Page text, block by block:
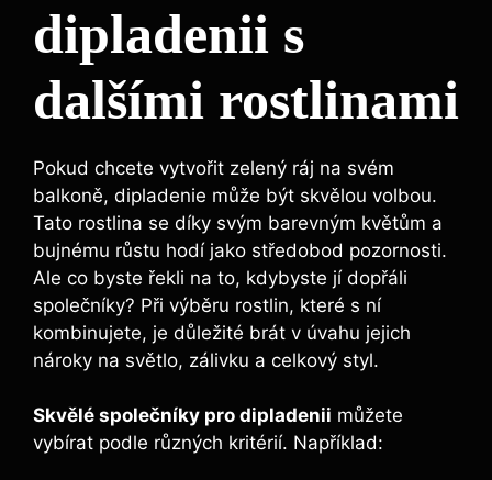
dipladenii s
dalšími rostlinami
Pokud chcete vytvořit zelený ráj na svém
balkoně, dipladenie může být skvělou volbou.
Tato rostlina se díky svým barevným květům a
bujnému růstu hodí jako středobod pozornosti.
Ale co byste řekli na to, kdybyste jí dopřáli
společníky? Při výběru rostlin, které s ní
kombinujete, je důležité brát v úvahu jejich
nároky na světlo, zálivku a celkový styl.
Skvělé společníky pro dipladenii můžete
vybírat podle různých kritérií. Například: